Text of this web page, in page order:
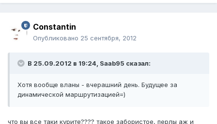
Constantin
Опубликовано 25 сентября, 2012
В 25.09.2012 в 19:24, Saab95 сказал:
Хотя вообще вланы - вчерашний день. Будущее за
динамической маршрутизацией=)
что вы все таки курите???? такое забористое, перлы аж и